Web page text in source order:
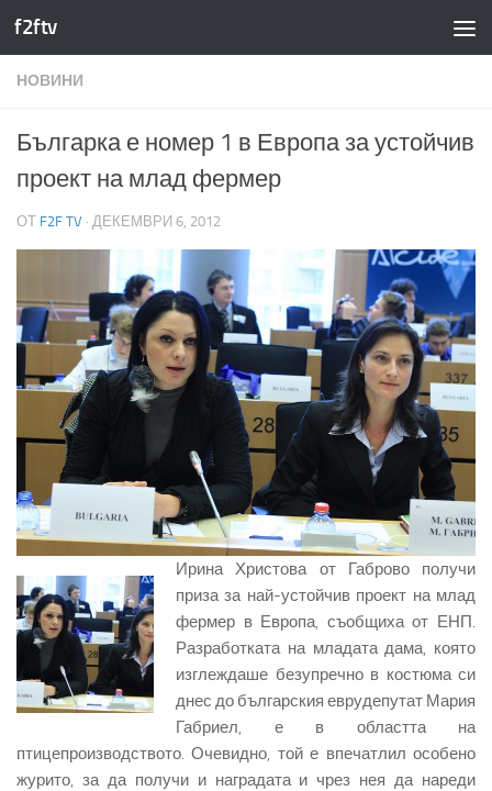
Към съдържанието
f2ftv
НОВИНИ
Българка е номер 1 в Европа за устойчив
проект на млад фермер
ОТ F2F TV · ДЕКЕМВРИ 6, 2012
Ирина Христова от Габрово получи
приза за най-устойчив проект на млад
фермер в Европа, съобщиха от ЕНП.
Разработката на младата дама, която
изглеждаше безупречно в костюма си
днес до българския еврудепутат Мария
Габриел, е в областта на
птицепроизводството. Очевидно, той е впечатлил особено
журито, за да получи и наградата и чрез нея да нареди